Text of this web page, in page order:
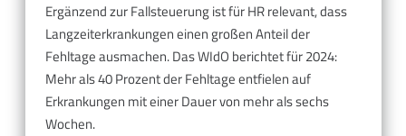
Ergänzend zur Fallsteuerung ist für HR relevant, dass
Langzeiterkrankungen einen großen Anteil der
Fehltage ausmachen. Das WIdO berichtet für 2024:
Mehr als 40 Prozent der Fehltage entfielen auf
Erkrankungen mit einer Dauer von mehr als sechs
Wochen.